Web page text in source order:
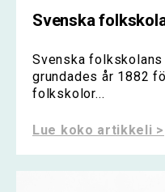
Svenska
Svenska folkskolans
grundades år 1882
folkskolor...
Lue koko artikkeli >